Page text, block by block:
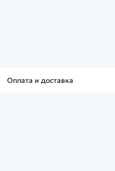
Оплата и доставка